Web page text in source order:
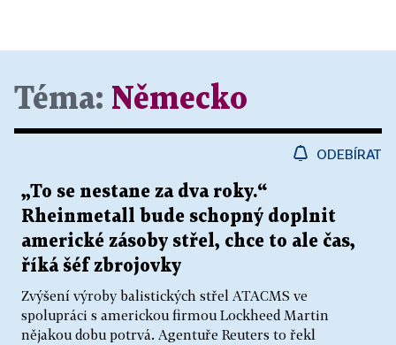
Téma: Německo
ODEBÍRAT
„To se nestane za dva roky.“
Rheinmetall bude schopný doplnit
americké zásoby střel, chce to ale čas,
říká šéf zbrojovky
Zvýšení výroby balistických střel ATACMS ve
spolupráci s americkou firmou Lockheed Martin
nějakou dobu potrvá. Agentuře Reuters to řekl